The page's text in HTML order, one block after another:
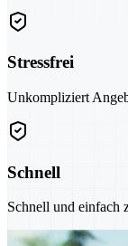
Stressfrei
Unkompliziert
Schnell
Schnell und einfach